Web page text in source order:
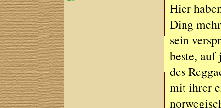
Hier
Ding
sein
beste, auf
des
mit ihrer